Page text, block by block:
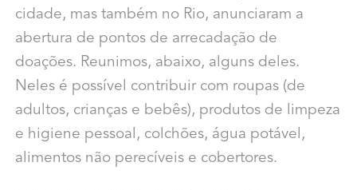
cidade, mas também no Rio, anunciaram a
abertura de pontos de arrecadação de
doações. Reunimos, abaixo, alguns deles.
Neles é possível contribuir com roupas (de
adultos, crianças e bebês), produtos de limpeza
e higiene pessoal, colchões, água potável,
alimentos não perecíveis e cobertores.